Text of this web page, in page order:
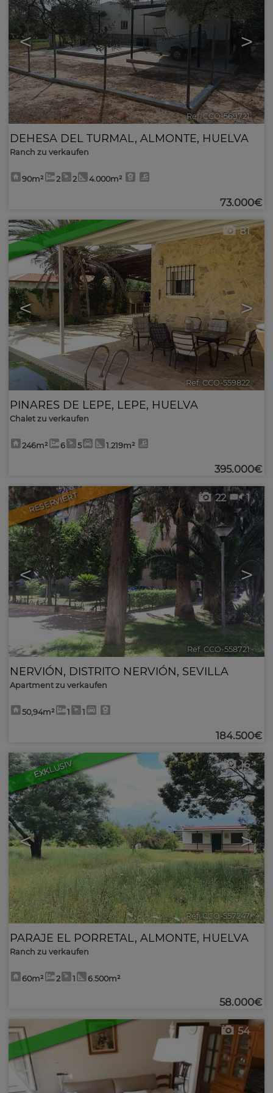
< >
Ref. CCO-569721 🔗
DEHESA DEL TURMAL , ALMONTE, HUELVA
Ranch zu verkaufen
90m² 2 2 4.000m²
73.000€
< >
81
Ref. CCO-559822 🔗
PINARES DE LEPE, LEPE, HUELVA
Chalet zu verkaufen
246m² 6 5 1.219m²
395.000€
RESERVIERT
< >
22 1
Ref. CCO-558721 🔗
NERVIÓN, DISTRITO NERVIÓN, SEVILLA
Apartment zu verkaufen
50,94m² 1 1
184.500€
EXKLUSIV
< >
16
Ref. CCO-557247 🔗
PARAJE EL PORRETAL , ALMONTE, HUELVA
Ranch zu verkaufen
60m² 2 1 6.500m²
58.000€
54